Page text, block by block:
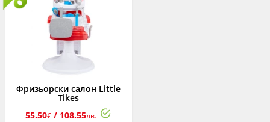
Фризьорски салон Little
Tikes
55.50€ / 108.55лв.